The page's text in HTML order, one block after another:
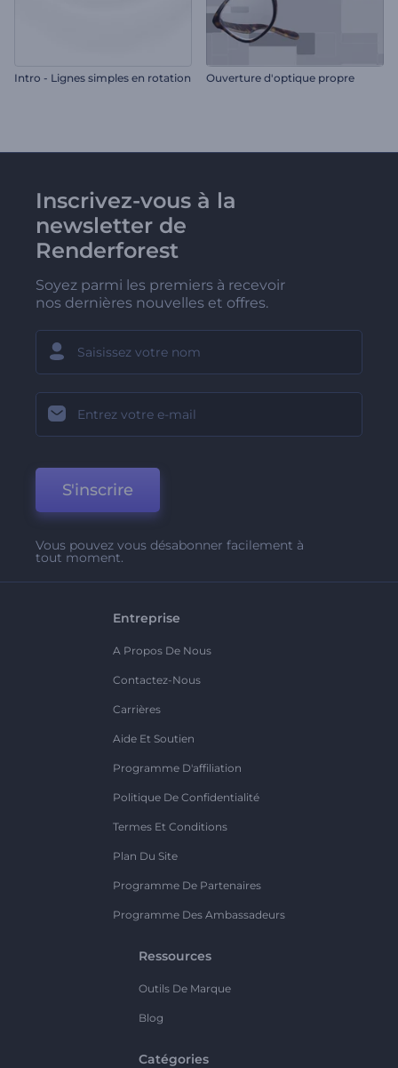
Intro - Lignes simples en rotation Ouverture d'optique propre
Inscrivez-vous à la
newsletter de
Renderforest
Soyez parmi les premiers à recevoir
nos dernières nouvelles et offres.
S'inscrire
Vous pouvez vous désabonner facilement à
tout moment.
Entreprise
A Propos De Nous
Contactez-Nous
Carrières
Aide Et Soutien
Programme D'affiliation
Politique De Confidentialité
Termes Et Conditions
Plan Du Site
Programme De Partenaires
Programme Des Ambassadeurs
Ressources
Outils De Marque
Blog
Catégories